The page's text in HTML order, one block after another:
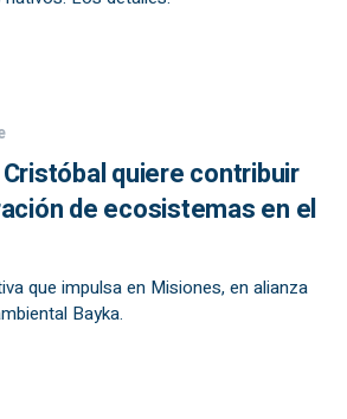
quiere contribuir
de ecosistemas en el
que impulsa en Misiones, en alianza
Bayka.